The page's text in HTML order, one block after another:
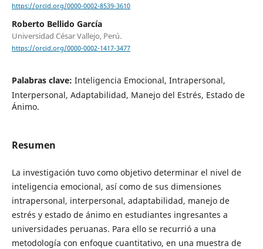
https://orcid.org/0000-0002-8539-3610
Roberto Bellido García
Universidad César Vallejo, Perú.
https://orcid.org/0000-0002-1417-3477
Palabras clave: Inteligencia Emocional, Intrapersonal,
Interpersonal, Adaptabilidad, Manejo del Estrés, Estado de
Ánimo.
Resumen
La investigación tuvo como objetivo determinar el nivel de
inteligencia emocional, así como de sus dimensiones
intrapersonal, interpersonal, adaptabilidad, manejo de
estrés y estado de ánimo en estudiantes ingresantes a
universidades peruanas. Para ello se recurrió a una
metodología con enfoque cuantitativo, en una muestra de